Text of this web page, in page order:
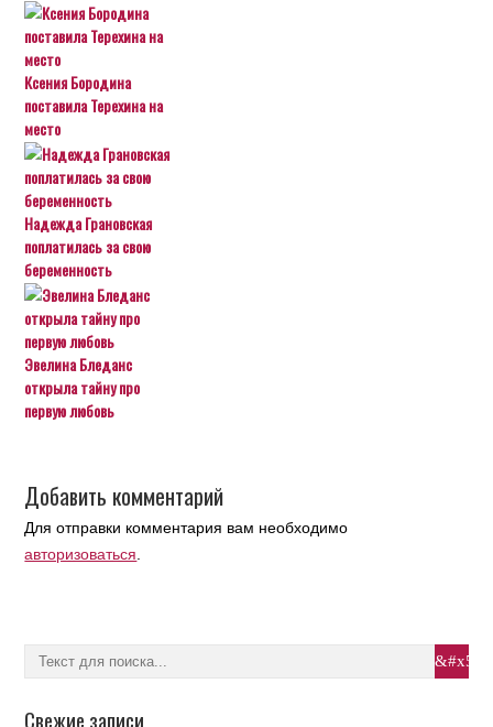
Ксения Бородина
поставила Терехина на
место
Надежда Грановская
поплатилась за свою
беременность
Эвелина Бледанс
открыла тайну про
первую любовь
Добавить комментарий
Для отправки комментария вам необходимо
авторизоваться
Свежие записи